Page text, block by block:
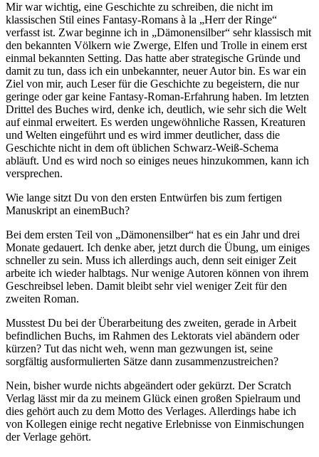
Mir war wichtig, eine Geschichte zu schreiben, die nicht im
klassischen Stil eines Fantasy-Romans à la „Herr der Ringe“
verfasst ist. Zwar beginne ich in „Dämonensilber“ sehr klassisch mit
den bekannten Völkern wie Zwerge, Elfen und Trolle in einem erst
einmal bekannten Setting. Das hatte aber strategische Gründe und
damit zu tun, dass ich ein unbekannter, neuer Autor bin. Es war ein
Ziel von mir, auch Leser für die Geschichte zu begeistern, die nur
geringe oder gar keine Fantasy-Roman-Erfahrung haben. Im letzten
Drittel des Buches wird, denke ich, deutlich, wie sehr sich die Welt
auf einmal erweitert. Es werden ungewöhnliche Rassen, Kreaturen
und Welten eingeführt und es wird immer deutlicher, dass die
Geschichte nicht in dem oft üblichen Schwarz-Weiß-Schema
abläuft. Und es wird noch so einiges neues hinzukommen, kann ich
versprechen.
Wie lange sitzt Du von den ersten Entwürfen bis zum fertigen
Manuskript an einemBuch?
Bei dem ersten Teil von „Dämonensilber“ hat es ein Jahr und drei
Monate gedauert. Ich denke aber, jetzt durch die Übung, um einiges
schneller zu sein. Muss ich allerdings auch, denn seit einiger Zeit
arbeite ich wieder halbtags. Nur wenige Autoren können von ihrem
Geschreibsel leben. Damit bleibt sehr viel weniger Zeit für den
zweiten Roman.
Musstest Du bei der Überarbeitung des zweiten, gerade in Arbeit
befindlichen Buchs, im Rahmen des Lektorats viel abändern oder
kürzen? Tut das nicht weh, wenn man gezwungen ist, seine
sorgfältig ausformulierten Sätze dann zusammenzustreichen?
Nein, bisher wurde nichts abgeändert oder gekürzt. Der Scratch
Verlag lässt mir da zu meinem Glück einen großen Spielraum und
dies gehört auch zu dem Motto des Verlages. Allerdings habe ich
von Kollegen einige recht negative Erlebnisse von Einmischungen
der Verlage gehört.